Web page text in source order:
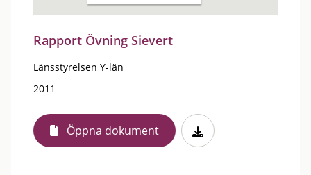
Rapport Övning Sievert
Länsstyrelsen Y-län
2011
Öppna dokument